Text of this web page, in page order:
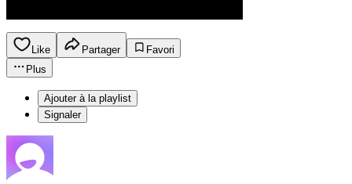
Like Partager
Favori
Plus
Ajouter à la playlist
Signaler